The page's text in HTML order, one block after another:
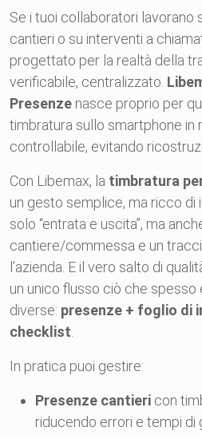
Se i tuoi collaboratori lavorano
cantieri o su interventi a
progettato per la realtà della
verificabile, centralizzato.
Presenze nasce proprio per
timbratura sullo smartphone in
controllabile, evitando
Con Libemax, la timbratura
un gesto semplice, ma ricco di
solo “entrata e uscita”, ma
cantiere/commessa e un
l’azienda. E il vero salto di
un unico flusso ciò che spesso
diverse: presenze + foglio di
checklist
In pratica puoi gestire:
Presenze cantieri con
riducendo errori e tempi di